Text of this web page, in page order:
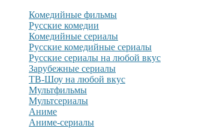
Комедийные фильмы
Русские комедии
Комедийные сериалы
Русские комедийные сериалы
Русские сериалы на любой вкус
Зарубежные сериалы
ТВ-Шоу на любой вкус
Мультфильмы
Мультсериалы
Аниме
Аниме-сериалы